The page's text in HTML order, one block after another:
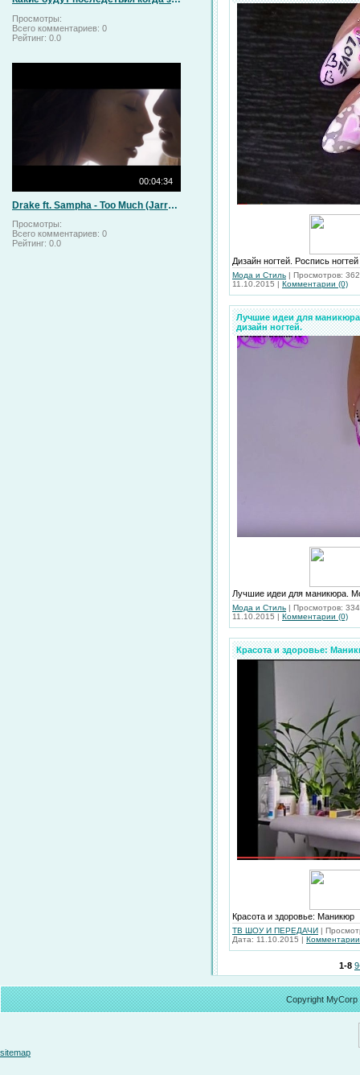
Просмотры:
Всего комментариев: 0
Рейтинг: 0.0
00:04:34
Drake ft. Sampha - Too Much (Jarreau Vandal remix) (Music Video)
Просмотры:
Всего комментариев: 0
Рейтинг: 0.0
Дизайн ногтей. Роспись
Мода и Стиль | Просмотров: 362
11.10.2015 | Комментарии (0)
Лучшие идеи для
дизайн ногтей.
Лучшие идеи для маникюра.
Мода и Стиль | Просмотров: 334
11.10.2015 | Комментарии (0)
Красота и здоровье:
Красота и здоровье: Маникюр
ТВ ШОУ И ПЕРЕДАЧИ |
Дата: 11.10.2015 |
1-8
Copyright MyCorp
sitemap